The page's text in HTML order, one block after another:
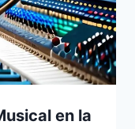
en la